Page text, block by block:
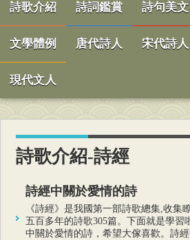
詩歌介紹 詩詞鑑賞 詩句美文
文學體例 唐代詩人 宋代詩人
現代文人
詩歌介紹-詩經
詩經中關於愛情的詩
《詩經》是我國第一部詩歌總集,收集
五百多年的詩歌305篇。下面就是學習
中關於愛情的詩，希望大傢喜歡。詩